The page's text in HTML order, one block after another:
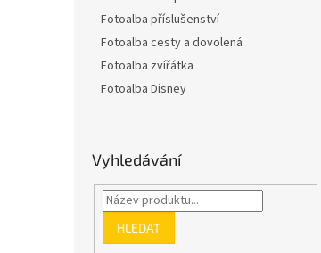
Fotoalba příslušenství
Fotoalba cesty a dovolená
Fotoalba zvířátka
Fotoalba Disney
Vyhledávání
HLEDAT